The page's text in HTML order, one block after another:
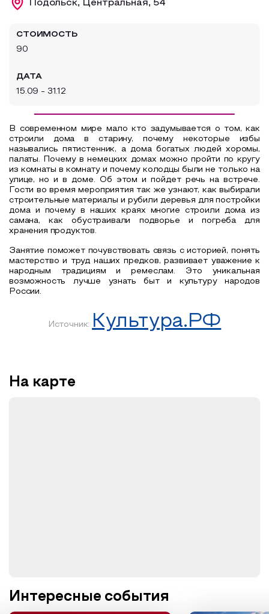
Аттестованные экскурсоводы
Все маршруты
Подольск, Центральная, 54
СТОИМОСТЬ
90
ДАТА
15.09 - 31.12
В современном мире мало кто задумывается о том, как
строили дома в старину, почему некоторые избы
назывались пятистенник, а дома богатых людей хоромы,
палаты. Почему в немецких домах можно пройти по кругу
из комнаты в комнату и почему колодцы были не только на
улице, но и в доме. Об этом и пойдет речь на встрече.
Гости во время мероприятия так же узнают, как выбирали
строительные материалы и рубили деревья для постройки
дома и почему в наших краях многие строили дома из
самана, как обустраивали подворье и погреба для
хранения продуктов.
Занятие поможет почувствовать связь с историей, понять
мастерство и труд наших предков, развивает уважение к
народным традициям и ремеслам. Это уникальная
возможность лучше узнать быт и культуру народов
России.
Источник: Культура.РФ
На карте
Интересные события